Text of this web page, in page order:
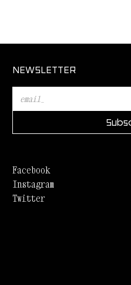
NEWSLETTER
Facebook
Instagram
Twitter